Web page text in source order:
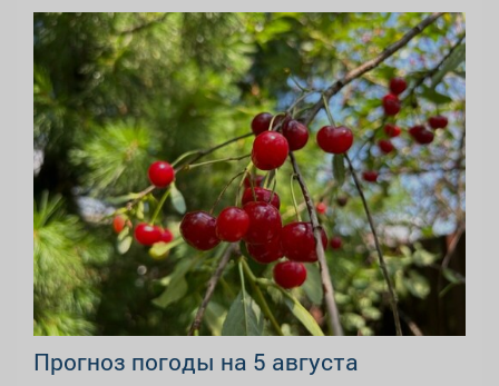
Прогноз погоды на 5 августа